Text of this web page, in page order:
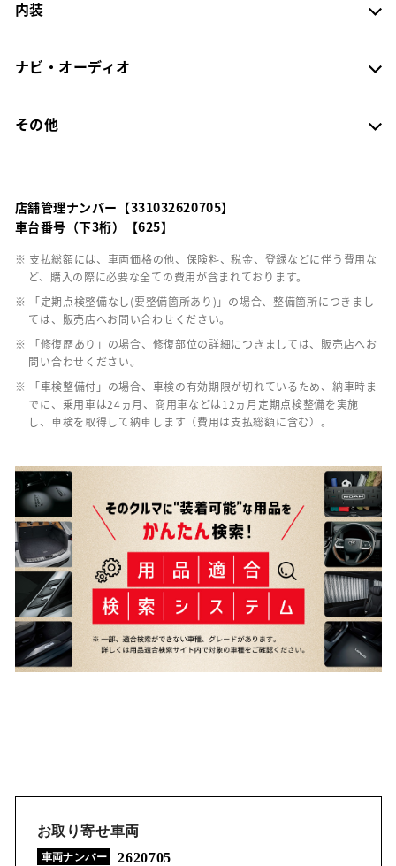
内装
ナビ・オーディオ
その他
店舗管理ナンバー【331032620705】
車台番号（下3桁）【625】
※ 支払総額には、車両価格の他、保険料、税金、登録などに伴う費用な
ど、購入の際に必要な全ての費用が含まれております。
※ 「定期点検整備なし(要整備箇所あり)」の場合、整備箇所につきまし
ては、販売店へお問い合わせください。
※ 「修復歴あり」の場合、修復部位の詳細につきましては、販売店へお
問い合わせください。
※ 「車検整備付」の場合、車検の有効期限が切れているため、納車時ま
でに、乗用車は24ヵ月、商用車などは12ヵ月定期点検整備を実施
し、車検を取得して納車します（費用は支払総額に含む）。
お取り寄せ車両
車両ナンバー 2620705